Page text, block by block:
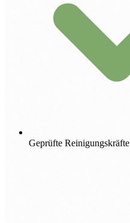
Geprüfte Reinigungskräfte